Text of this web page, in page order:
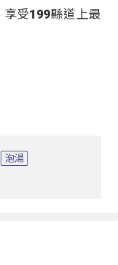
受199縣道上最
泡湯